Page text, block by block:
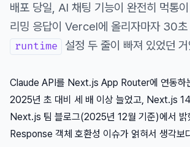
배포 당일, AI 채팅 기능이 완전히 먹통
리밍 응답이 Vercel에 올리자마자 30
runtime 설정 두 줄이 빠져 있었던
Claude API를 Next.js App Router에 연동하
2025년 초 대비 세 배 이상 늘었고, Next.js
Next.js 팀 블로그(2025년 12월 기준)에서
Response 객체 호환성 이슈가 얽혀서 생각보